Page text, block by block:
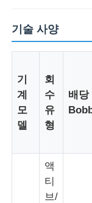
모든 케이스
견적 요청
진압 생산 라인
와이어 압출 라
와이어 스트랜
기술 사양
기
계
모
델
회
수
유
형
배당
액
티
브/